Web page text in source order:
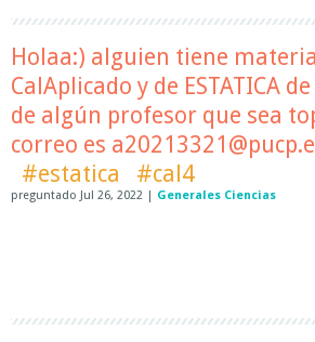
Holaa:) alguien tiene
CalAplicado y de ESTATICA
de algún profesor que sea
correo es
#estatica
#cal4
preguntado Jul 26, 2022 | Generales Ciencias